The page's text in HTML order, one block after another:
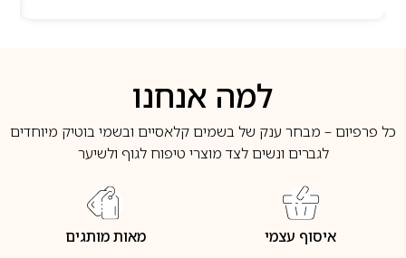
למה אנחנו
כל פרפיום – מבחר ענק של בשמים קלאסיים ובשמי בוטיק מיוחדים
לגברים ונשים לצד מוצרי טיפוח לגוף ולשיער
איסוף עצמי מאות מותגים